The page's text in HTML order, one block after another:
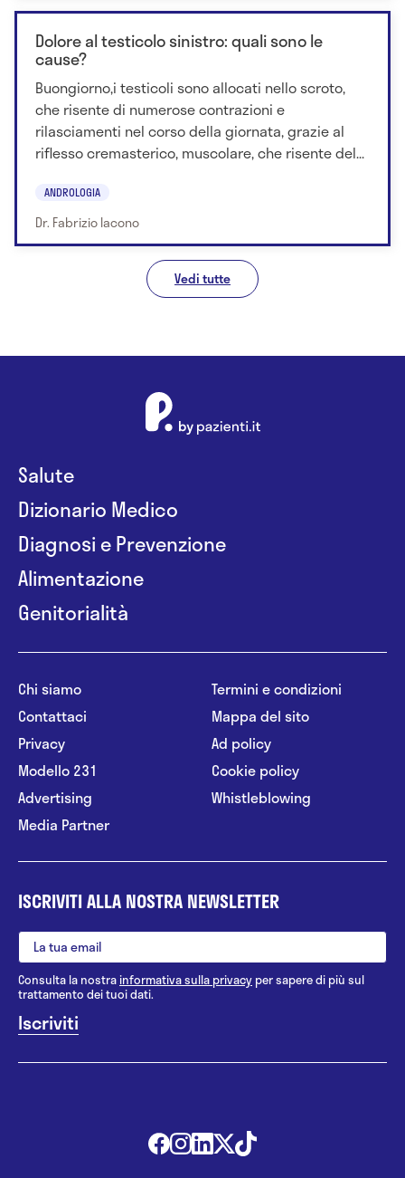
Dolore al testicolo sinistro: quali sono le
cause?
Buongiorno,i testicoli sono allocati nello scroto,
che risente di numerose contrazioni e
rilasciamenti nel corso della giornata, grazie al
riflesso cremasterico, muscolare, che risente del...
ANDROLOGIA
Dr. Fabrizio Iacono
Vedi tutte
Salute
Dizionario Medico
Diagnosi e Prevenzione
Alimentazione
Genitorialità
Chi siamo
Contattaci
Privacy
Modello 231
Advertising
Media Partner
Termini e condizioni
Mappa del sito
Ad policy
Cookie policy
Whistleblowing
ISCRIVITI ALLA NOSTRA NEWSLETTER
Consulta la nostrainformativa sulla privacy per sapere di più sul
trattamento dei tuoi dati.